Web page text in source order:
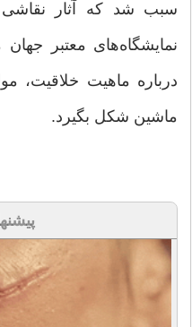
سبب شد که آثار
نمایشگاه‌های معتبر
درباره ماهیت خلاقیت،
ماشین شکل بگیرد.